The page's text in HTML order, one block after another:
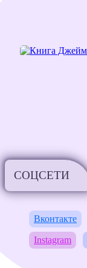
СОЦСЕТИ
Вконтакте
Instagram